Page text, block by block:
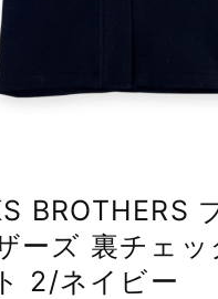
BROTHERS
ーズ 裏チェッ
2/ネイビー